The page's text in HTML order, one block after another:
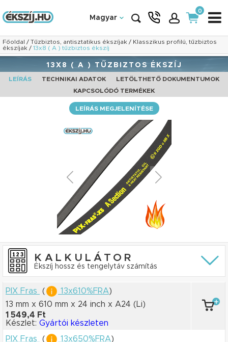
Magyar
0
Főoldal / Tűzbiztos, antisztatikus ékszíjak / Klasszikus profilú, tűzbiztos
ékszíjak / 13x8 ( A ) tűzbiztos ékszíj
13X8 ( A ) TŰZBIZTOS ÉKSZÍJ
LEÍRÁS TECHNIKAI ADATOK
LETÖLTHETŐ DOKUMENTUMOK
KAPCSOLÓDÓ TERMÉKEK
LEÍRÁS MEGJELENÍTÉSE
KALKULÁTOR
Ékszíj hossz és tengelytáv számítás
PIX Fras ( 13x610%FRA)
13 mm x 610 mm x 24 inch x A24 (Li)
1 549,4 Ft
Készlet: Gyártói készleten
PIX Fras
( 13x650%FRA)